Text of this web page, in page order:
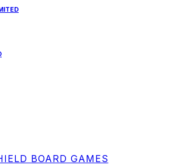
BOARD GAMES